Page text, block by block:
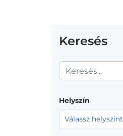
Keresés
Helyszín
Válassz helyszínt